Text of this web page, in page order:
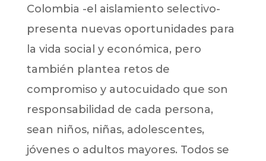
Colombia -el aislamiento selectivo-
presenta nuevas oportunidades para
la vida social y económica, pero
también plantea retos de
compromiso y autocuidado que son
responsabilidad de cada persona,
sean niños, niñas, adolescentes,
jóvenes o adultos mayores. Todos se